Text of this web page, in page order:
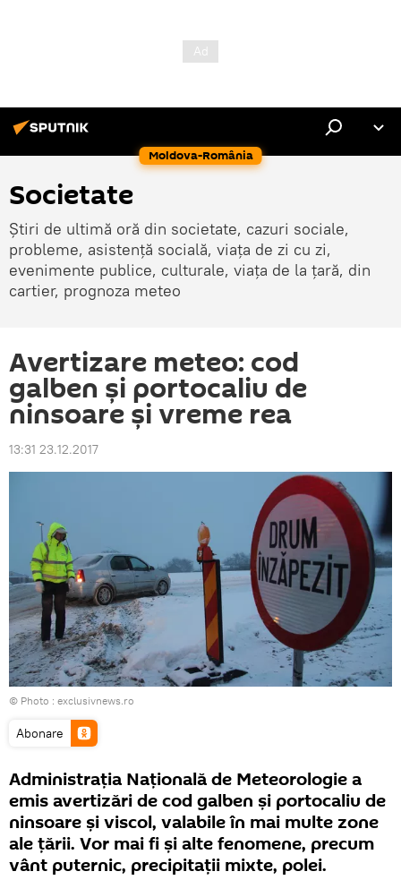
Moldova-România
Societate
Știri de ultimă oră din societate, cazuri sociale,
probleme, asistență socială, viața de zi cu zi,
evenimente publice, culturale, viața de la țară, din
cartier, prognoza meteo
Avertizare meteo: cod
galben şi portocaliu de
ninsoare şi vreme rea
13:31 23.12.2017
© Photo : exclusivnews.ro
Abonare
Administrația Națională de Meteorologie a
emis avertizări de cod galben şi portocaliu de
ninsoare şi viscol, valabile în mai multe zone
ale ţării. Vor mai fi şi alte fenomene, precum
vânt puternic, precipitaţii mixte, polei.